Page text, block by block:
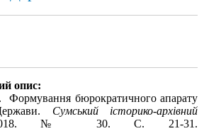
опис:
Формування бюрократичного апарату
Сумський історико-архівний
№ 30. С. 21-31.